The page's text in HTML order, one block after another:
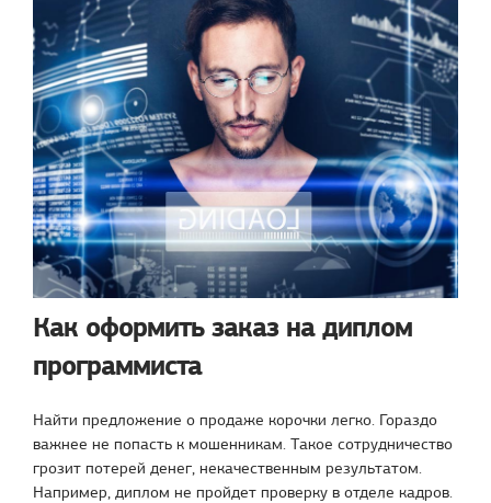
Как оформить заказ на диплом
программиста
Найти предложение о продаже корочки легко. Гораздо
важнее не попасть к мошенникам. Такое сотрудничество
грозит потерей денег, некачественным результатом.
Например, диплом не пройдет проверку в отделе кадров.